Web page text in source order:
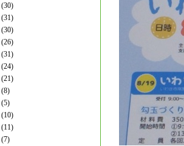
(30)
(31)
(30)
(26)
(31)
(24)
(21)
(8)
(5)
(10)
(11)
(7)